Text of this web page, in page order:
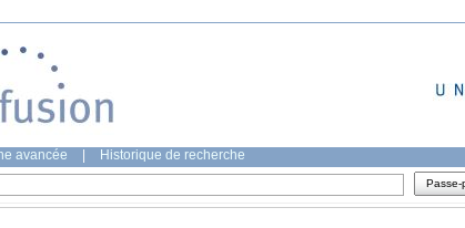
avancée Historique de recherche
Passe-